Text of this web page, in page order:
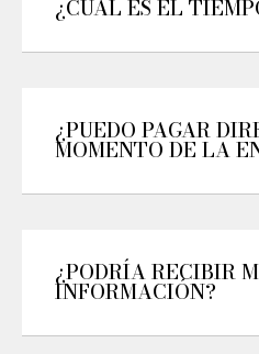
¿CUÁL ES EL
¿PUEDO PAGAR
MOMENTO DE LA
¿PODRÍA RECIBIR
INFORMACIÓN?